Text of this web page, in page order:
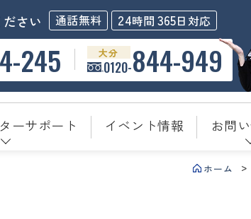
さい 通話無料 24時間 365日対応
245 大分
0120-844-949
ーサポート イベント情報 お問
ホーム